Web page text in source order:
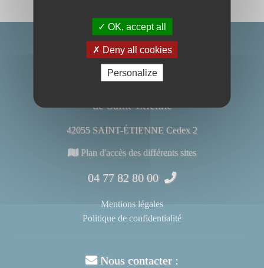
de Saint-Étienne
42055 SAINT-ÉTIENNE Cedex 2
Plan d'accès des différents sites
04 77 82 80 00
Mentions légales
Politique de confidentialité
Nous contacter :
OK, accept all
Deny all cookies
Personalize